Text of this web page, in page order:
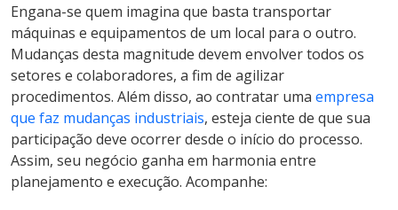
Engana-se quem imagina que basta transportar
máquinas e equipamentos de um local para o outro.
Mudanças desta magnitude devem envolver todos os
setores e colaboradores, a fim de agilizar
procedimentos. Além disso, ao contratar uma empresa
que faz mudanças industriais, esteja ciente de que sua
participação deve ocorrer desde o início do processo.
Assim, seu negócio ganha em harmonia entre
planejamento e execução. Acompanhe: